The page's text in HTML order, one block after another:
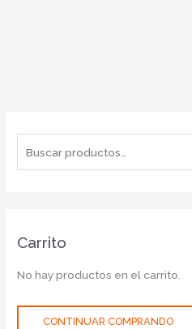
Carrito
No hay productos en el carrito.
CONTINUAR COMPRANDO